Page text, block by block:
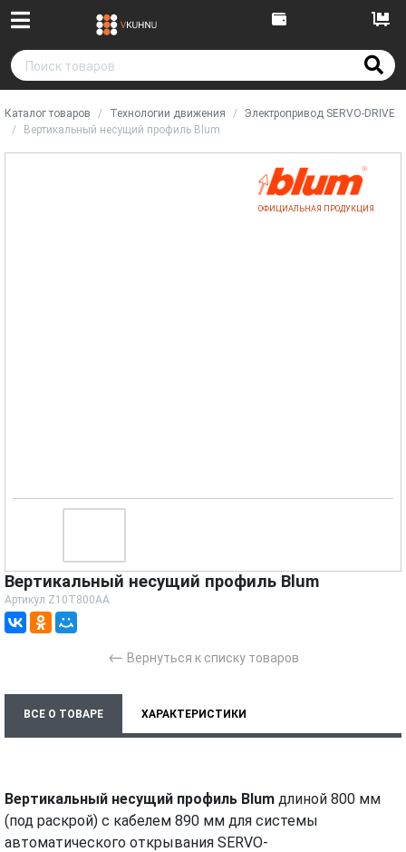
Каталог товаров Технологии движения
Электропривод SERVO-DRIVE
Вертикальный несущий профиль Blum
ОФИЦИАЛЬНАЯ ПРОДУКЦИЯ
Вертикальный несущий профиль Blum
Артикул Z10T800AA
← Вернуться к списку товаров
ВСЕ О ТОВАРЕ ХАРАКТЕРИСТИКИ
Вертикальный несущий профиль Blum длиной 800 мм
(под раскрой) с кабелем 890 мм для системы
автоматического открывания SERVO-